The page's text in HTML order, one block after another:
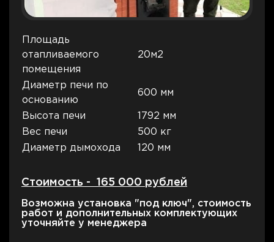
Площадь
отапливаемого
помещения
20м2
Диаметр печи по
основанию
600 мм
Высота печи
1792 мм
Вес печи
500 кг
Диаметр дымохода
120 мм
Стоимость - 165 000 рублей
Возможна установка "под ключ", стоимость
работ и дополнительных комплектующих
уточняйте у менеджера